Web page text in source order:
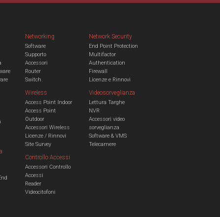
Networking
Software
Supporto
Accessori
Router
Switch
Wireless
Access Point Indoor
Access Point
Outdoor
Accessori Wireless
Licenze / Rinnovi
Site Survey
Network Security
End Point Protection
Multifactor
Authentication
Firewall
Licenze e Rinnovi
Videosorveglianza
Lettura Targhe
NVR
Accessori video
sorveglianza
Software & VMS
Telecamere
Controllo Accessi
Accessori Controllo
Accessi
Reader
Videocitofoni